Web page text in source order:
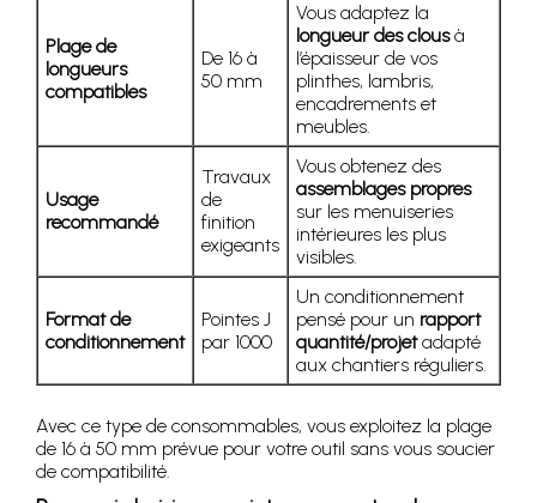
Plage de
longueurs
compatibles
De 16 à
50 mm
Vous adaptez la
longueur des clousà
l’épaisseur de vos
plinthes, lambris,
encadrements et
meubles.
Usage
recommandé
Travaux
de
finition
exigeants
Vous obtenez des
assemblages propres
sur les menuiseries
intérieures les plus
visibles.
Format de
conditionnement
Pointes J
par 1000
Un conditionnement
pensé pour un rapport
quantité/projetadapté
aux chantiers réguliers.
Avec ce type de consommables, vous exploitez la plage
de 16 à 50 mm prévue pour votre outil sans vous soucier
de compatibilité.